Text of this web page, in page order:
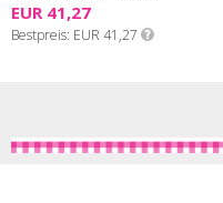
EUR 41,27
Bestpreis EUR 41,27